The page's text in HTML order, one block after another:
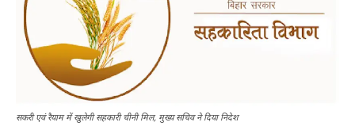
सकरी एवं रैयाम में खुलेगी सहकारी चीनी मिल, मुख्य सचिव ने दिया निदेश